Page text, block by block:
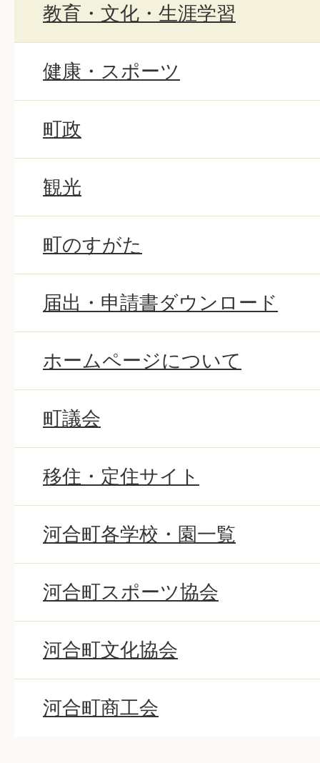
教育・文化・生涯学習
健康・スポーツ
町政
観光
町のすがた
届出・申請書ダウンロード
ホームページについて
町議会
移住・定住サイト
河合町各学校・園一覧
河合町スポーツ協会
河合町文化協会
河合町商工会